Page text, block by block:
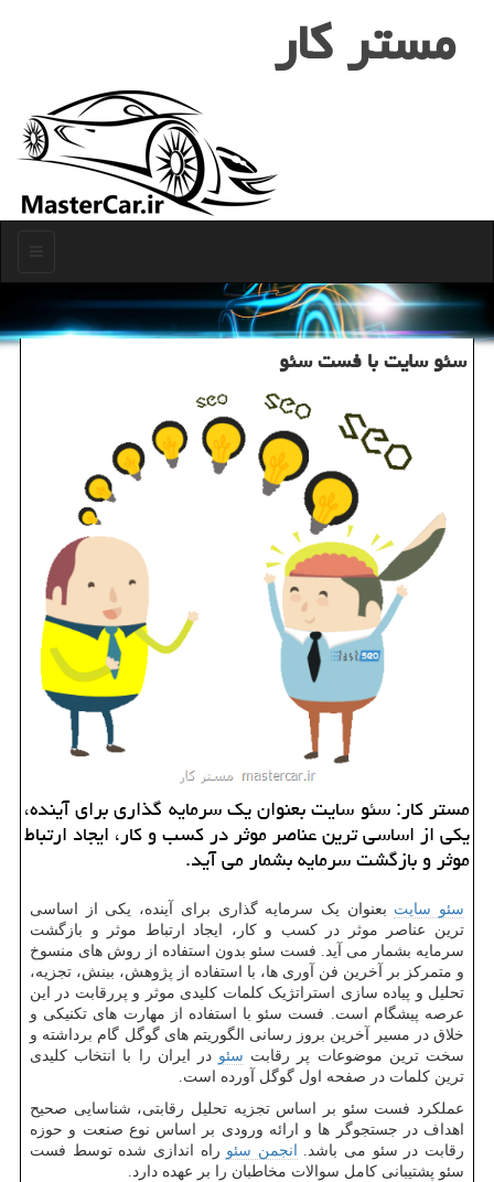
مستر كار
سئو سایت با فست سئو
مستر كار: سئو سایت بعنوان یك سرمایه گذاری برای آینده،
یكی از اساسی ترین عناصر موثر در كسب و كار، ایجاد ارتباط
موثر و بازگشت سرمایه بشمار می آید.
سئو سایت بعنوان یک سرمایه گذاری برای آینده، یکی از اساسی
ترین عناصر موثر در کسب و کار، ایجاد ارتباط موثر و بازگشت
سرمایه بشمار می آید. فست سئو بدون استفاده از روش های منسوخ
و متمرکز بر آخرین فن آوری ها، با استفاده از پژوهش، بینش، تجزیه،
تحلیل و پیاده سازی استراتژیک کلمات کلیدی موثر و پررقابت در این
عرصه پیشگام است. فست سئو با استفاده از مهارت های تکنیکی و
خلاق در مسیر آخرین بروز رسانی الگوریتم های گوگل گام برداشته و
سخت ترین موضوعات پر رقابت سئو در ایران را با انتخاب کلیدی
ترین کلمات در صفحه اول گوگل آورده است.
عملکرد فست سئو بر اساس تجزیه تحلیل رقابتی، شناسایی صحیح
اهداف در جستجوگر ها و ارائه ورودی بر اساس نوع صنعت و حوزه
رقابت در سئو می باشد.
انجمن سئو راه اندازی شده توسط فست
سئو پشتیبانی کامل سوالات مخاطبان را بر عهده دارد.